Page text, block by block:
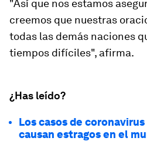
"Así que nos estamos
creemos que nuestras
todas las demás naciones
tiempos difíciles", afirma.
¿Has leído?
Los casos de
causan estragos en el